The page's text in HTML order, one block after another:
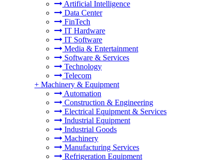
Artificial Intelligence
Data Center
FinTech
IT Hardware
IT Software
Media & Entertainment
Software & Services
Technology
Telecom
+ Machinery & Equipment
Automation
Construction & Engineering
Electrical Equipment & Services
Industrial Equipment
Industrial Goods
Machinery
Manufacturing Services
Refrigeration Equipment